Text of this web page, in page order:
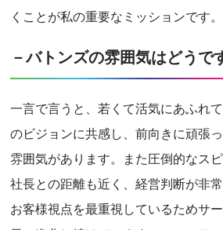
くことが私の重要なミッションです。
－バトンズの雰囲気はどうで
一言で言うと、若くて活気にあふれ
のビジョンに共感し、前向きに頑張
雰囲気があります。また圧倒的なス
社長との距離も近く、経営判断が非
お客様視点を最重視しているためサ